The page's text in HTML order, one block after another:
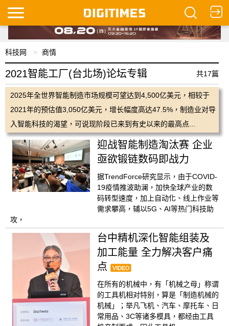
科技网 商情
2021智能工厂(台北场)论坛专辑 共17篇
2025年全世界智能制造市场规模可望达到4,500亿美元，相较于
2021年的预估值3,050亿美元，增长幅度高达47.5%，制造业对导
入智能科技的渴望，可说现阶段已来到有史以来的最高点...
迎战智能制造淘汰赛 企业
亟欲锻链数码即战力
据TrendForce研究显示，由于COVID-
19疫情推波助澜，加快全球产业的数
码转型速度，加上自动化、线上作业等
需求攀高，辅以5G、AI等热门科技助
攻，
台中精机深化智能组装及
加工能量 全力解决客户痛
点
在所有的机械中，有「机械之母」称谓
的工具机相对特别，算是「制造机械的
机械」；举凡飞机、汽车、摩托车、日
常用品、3C等诸多模具，都经由工具